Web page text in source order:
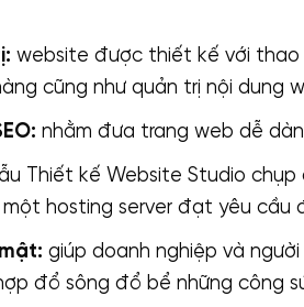
website được thiết kế với
cũng như quản trị nội dung
nhằm đưa trang web dễ
Thiết kế Website Studio
một hosting server đạt yêu
giúp doanh nghiệp và
đổ sông đổ bể những công